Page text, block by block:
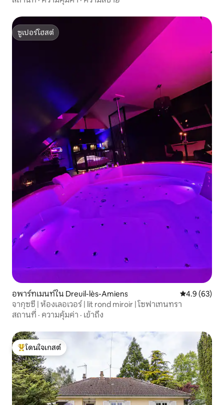
ซูเปอร์โฮสต์
ซูเปอร์โฮสต์
อพาร์ทเมนท์ใน Dreuil-lès-Amiens คะแนนเฉลี่ย
4.9 (63)
จากุซซี่ | ห้องเลอเวอร์ | lit rond miroir | โซฟาเทนทรา
สถานที่ · ความคุ้มค่า · เข้าถึง
โดนใจเกสต์ที่สุด
โดนใจเกสต์